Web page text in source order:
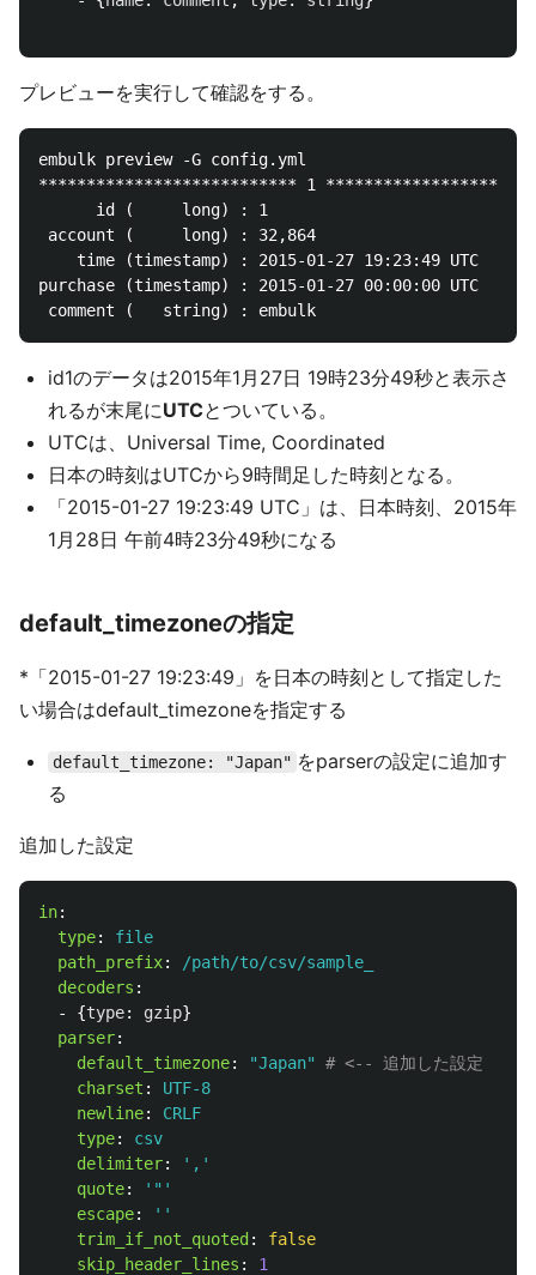
プレビューを実行して確認をする。
embulk preview -G config.yml
*************************** 1
      id (     long) : 1
account (     long) : 32,864
    time (timestamp) : 2015-01-27 19:23:49 UTC
purchase (timestamp) : 2015-01-27 00:00:00 UTC
id1のデータは2015年1月27日 19時23分49秒と表示さ
れるが末尾にUTCとついている。
UTCは、Universal Time, Coordinated
日本の時刻はUTCから9時間足した時刻となる。
「2015-01-27 19:23:49 UTC」は、日本時刻、2015年
1月28日 午前4時23分49秒になる
default_timezoneの指定
*「2015-01-27 19:23:49」を日本の時刻として指定した
い場合はdefault_timezoneを指定する
default_timezone: "Japan" をparserの設定に追加す
る
追加した設定
in:
type:
file
path_prefix:
/path/to/csv/sample_
decoders :
-
{type: gzip}
parser:
default_timezone: "Japan"
# <-- 追加した設定
charset :
UTF-8
newline:
CRLF
type:
csv
delimiter: ' ,'
quote: ' "'
escape: ' '
trim_if_not_quoted :
false
skip_header_lines :
1